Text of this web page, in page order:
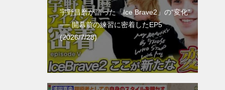
宇野昌磨が語った「Ice Brave2」の“変化”
── 開幕前の練習に密着したEP5
(2026/7/28)